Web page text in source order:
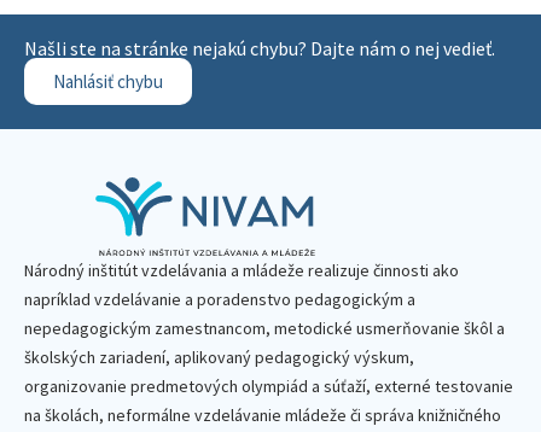
Našli ste na stránke nejakú chybu? Dajte nám o nej vedieť.
Nahlásiť chybu
Národný inštitút vzdelávania a mládeže realizuje činnosti ako
napríklad vzdelávanie a poradenstvo pedagogickým a
nepedagogickým zamestnancom, metodické usmerňovanie škôl a
školských zariadení, aplikovaný pedagogický výskum,
organizovanie predmetových olympiád a súťaží, externé testovanie
na školách, neformálne vzdelávanie mládeže či správa knižničného